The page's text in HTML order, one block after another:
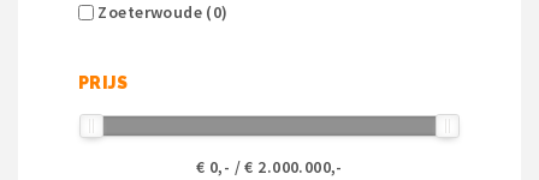
Zoeterwoude (0)
PRIJS
€ 0,- / € 2.000.000,-